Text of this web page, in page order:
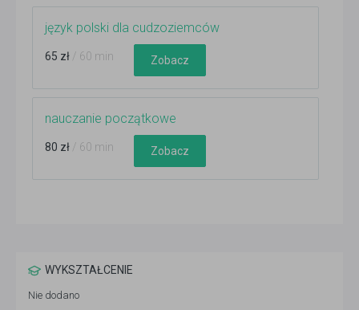
język polski dla cudzoziemców
65 zł / 60 min Zobacz
nauczanie początkowe
80 zł / 60 min Zobacz
WYKSZTAŁCENIE
Nie dodano